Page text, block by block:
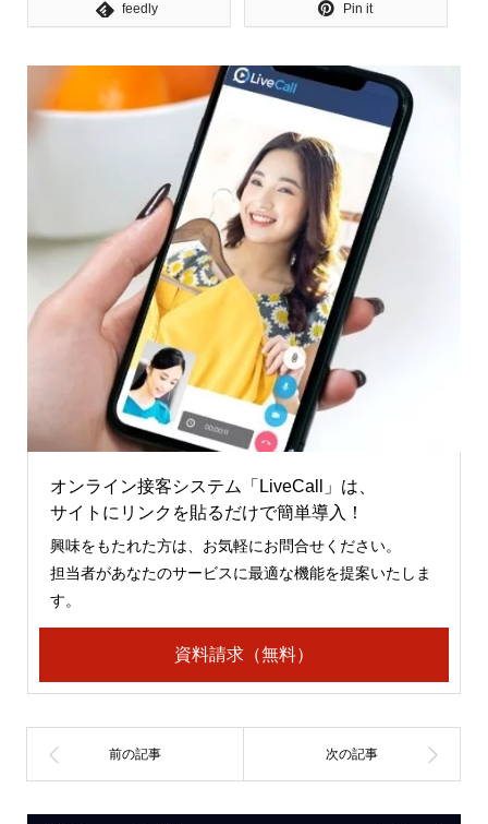
feedly Pin it
オンライン接客システム「LiveCall」は、
サイトにリンクを貼るだけで簡単導入！
興味をもたれた方は、お気軽にお問合せください。
担当者があなたのサービスに最適な機能を提案いたしま
す。
資料請求（無料）